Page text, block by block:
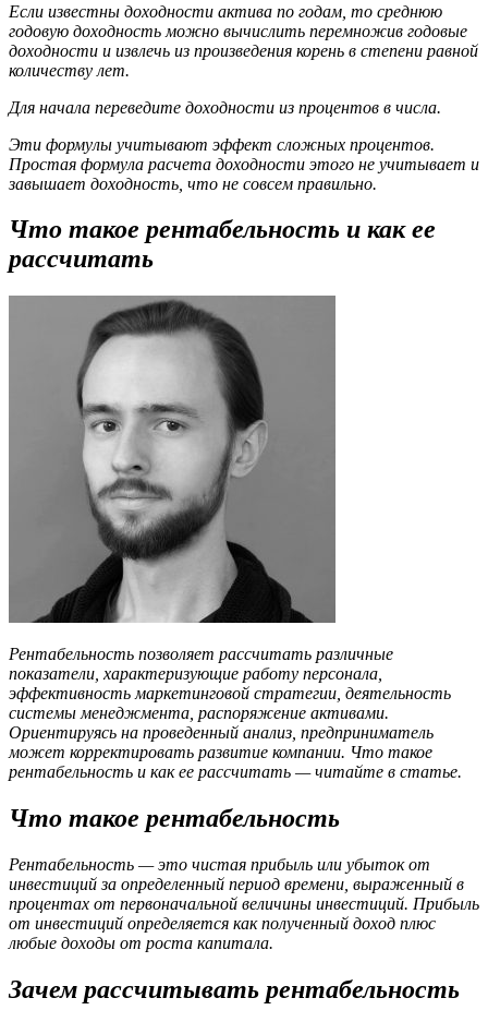
Если известны доходности актива по годам, то среднюю
годовую доходность можно вычислить перемножив годовые
доходности и извлечь из произведения корень в степени равной
количеству лет.
Для начала переведите доходности из процентов в числа.
Эти формулы учитывают эффект сложных процентов.
Простая формула расчета доходности этого не учитывает и
завышает доходность, что не совсем правильно.
Что такое рентабельность и как ее
рассчитать
Рентабельность позволяет рассчитать различные
показатели, характеризующие работу персонала,
эффективность маркетинговой стратегии, деятельность
системы менеджмента, распоряжение активами.
Ориентируясь на проведенный анализ, предприниматель
может корректировать развитие компании. Что такое
рентабельность и как ее рассчитать — читайте в статье.
Что такое рентабельность
Рентабельность — это чистая прибыль или убыток от
инвестиций за определенный период времени, выраженный в
процентах от первоначальной величины инвестиций. Прибыль
от инвестиций определяется как полученный доход плюс
любые доходы от роста капитала.
Зачем рассчитывать рентабельность